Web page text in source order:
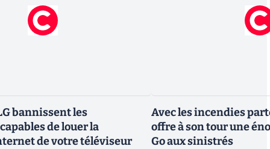
bannissent les
de louer la
de votre téléviseur
Avec les incendies
offre à son tour une
Go aux sinistrés